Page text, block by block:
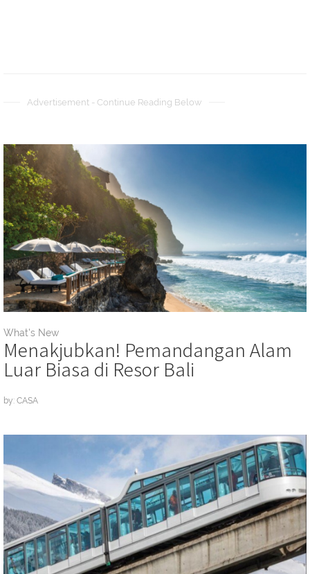
Advertisement - Continue Reading Below
What's New
Menakjubkan! Pemandangan Alam
Luar Biasa di Resor Bali
by: CASA